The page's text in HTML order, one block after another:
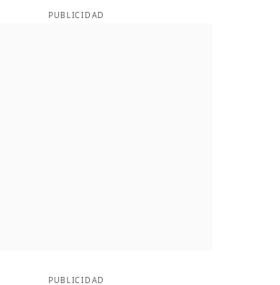
PUBLICIDAD
PUBLICIDAD